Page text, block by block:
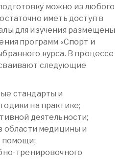
можно из любого
иметь доступ в
для изучения размещены
программ «Спорт и
курса. В процессе
следующие
стандарты и
на практике;
деятельности;
области медицины и
помощи;
тренировочного